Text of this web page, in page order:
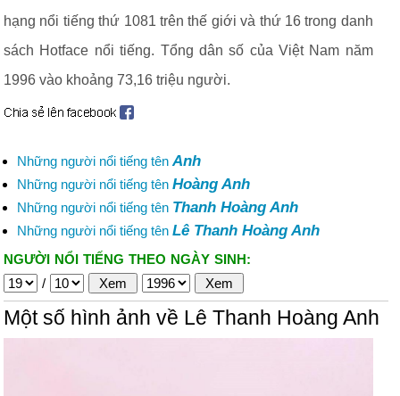
hạng nổi tiếng thứ 1081 trên thế giới và thứ 16 trong danh
sách Hotface nổi tiếng. Tổng dân số của Việt Nam năm
1996 vào khoảng 73,16 triệu người.
Những người nổi tiếng tên Anh
Những người nổi tiếng tên Hoàng Anh
Những người nổi tiếng tên Thanh Hoàng Anh
Những người nổi tiếng tên Lê Thanh Hoàng Anh
NGƯỜI NỔI TIẾNG THEO NGÀY SINH:
/
Một số hình ảnh về Lê Thanh Hoàng Anh